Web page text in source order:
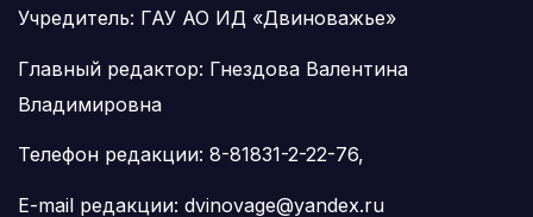
Учредитель: ГАУ АО ИД «Двиноважье»
Главный редактор: Гнездова Валентина
Владимировна
Телефон редакции: 8-81831-2-22-76,
E-mail редакции: dvinovage@yandex.ru